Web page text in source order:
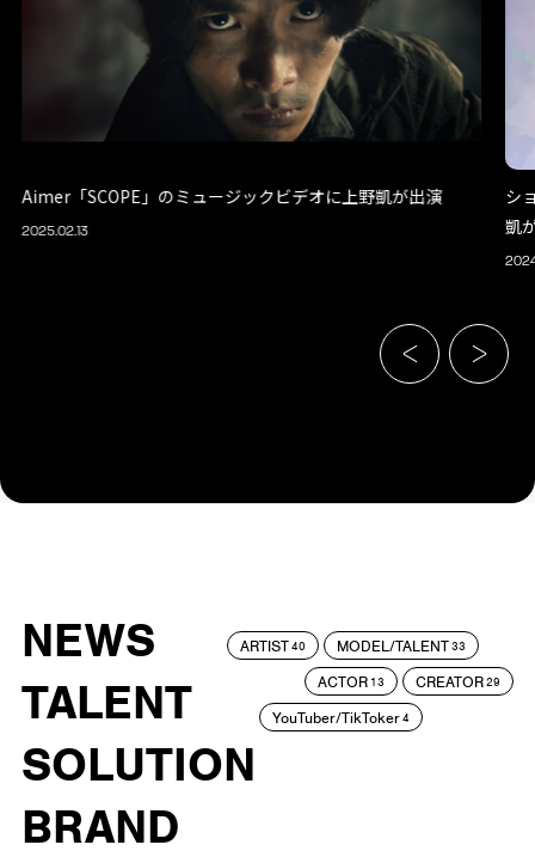
Aimer「SCOPE」のミュージックビデオに上野凱が出演
2025.02.13
シ
凱
NEWS
TALENT
SOLUTION
BRAND
ARTIST40 MODEL/TALENT33
ACTOR 13 CREATOR29
YouTuber/TikToker4